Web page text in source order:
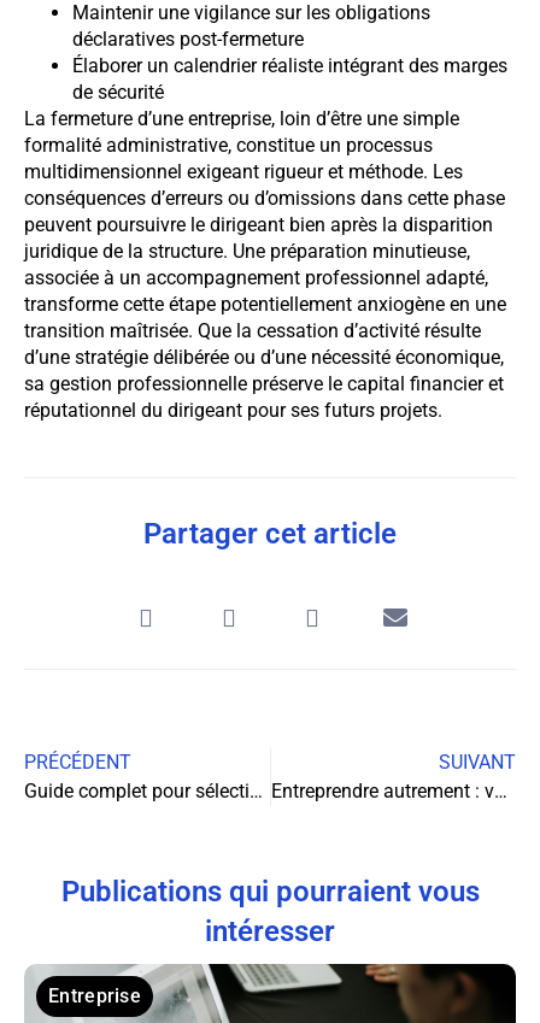
Maintenir une vigilance sur les obligations
déclaratives post-fermeture
Élaborer un calendrier réaliste intégrant des marges
de sécurité
La fermeture d’une entreprise, loin d’être une simple
formalité administrative, constitue un processus
multidimensionnel exigeant rigueur et méthode. Les
conséquences d’erreurs ou d’omissions dans cette phase
peuvent poursuivre le dirigeant bien après la disparition
juridique de la structure. Une préparation minutieuse,
associée à un accompagnement professionnel adapté,
transforme cette étape potentiellement anxiogène en une
transition maîtrisée. Que la cessation d’activité résulte
d’une stratégie délibérée ou d’une nécessité économique,
sa gestion professionnelle préserve le capital financier et
réputationnel du dirigeant pour ses futurs projets.
Partager cet article
PRÉCÉDENT
Guide complet pour sélectionner le matériel de réfrigération parfait pour votre établissement
SUIVANT
Entreprendre autrement : vers un modèle plus humain et durable
Publications qui pourraient vous
intéresser
Entreprise